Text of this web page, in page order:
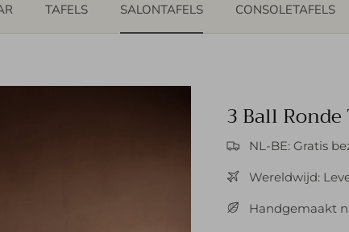
TAFELS SALONTAFELS CONSOLETAFELS
3 Ball
NL-BE: Gratis
Wereldwijd:
Handgemaakt